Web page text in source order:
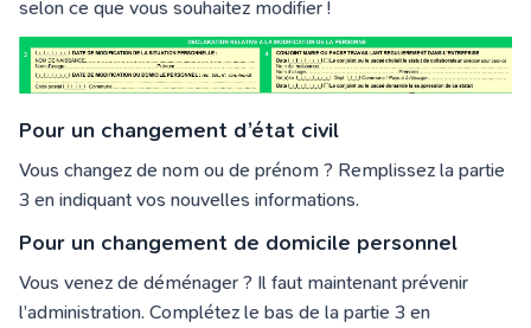
selon ce que vous souhaitez modifier !
Pour un changement d’état civil
Vous changez de nom ou de prénom ? Remplissez la partie
3 en indiquant vos nouvelles informations.
Pour un changement de domicile personnel
Vous venez de déménager ? Il faut maintenant prévenir
l’administration. Complétez le bas de la partie 3 en